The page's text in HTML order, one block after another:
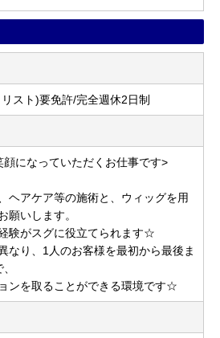
スト)要免許/完全週休2日制
になっていただくお仕事です>
ヘアケア等の施術と、ウィッグを用
願いします。
験がスグに役立てられます☆
なり、1人のお客様を最初から最後ま
ンを取ることができる環境です☆